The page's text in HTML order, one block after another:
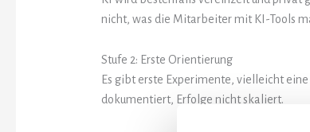
nicht, was die Mitarbeiter mit KI-Tools
Stufe 2: Erste Orientierung
Es gibt erste Experimente, vielleicht
dokumentiert, Erfolge nicht skaliert.